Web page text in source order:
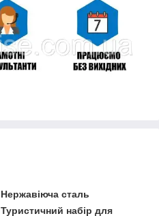
Нержавіюча сталь
Туристичний набір для